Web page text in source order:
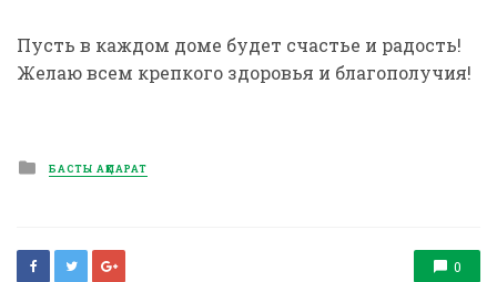
Пусть в каждом доме будет счастье и радость!
Желаю всем крепкого здоровья и благополучия!
Posted
in
БАСТЫ АҚПАРАТ
0